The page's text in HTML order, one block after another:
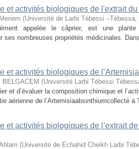
et activités biologiques de l'extrait
(Université de Larbi Tébessi –Tébessa,
appelée le câprier, est une
ses nombreuses propriétés médicinales.
et activités biologiques de
BELGACEM (Université Larbi Tébessi
et d’évaluer la composition chimique et
aérienne de l’Artemisiaabsinthiumcollecté à
et activités biologiques de l’extrait
(Université de Echahid Cheikh Larbi